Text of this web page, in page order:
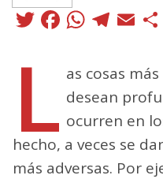
Twitter
L as cosas
desean
ocurren en
hecho, a veces se
más adversas. Por